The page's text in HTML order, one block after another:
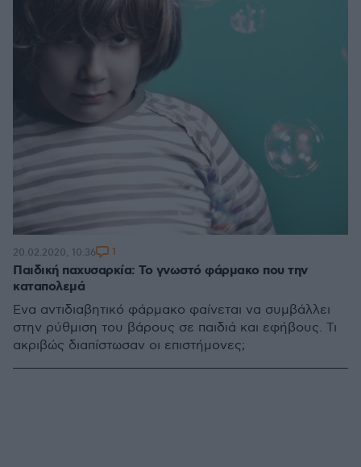
Παιδική παχυσαρκία: Το γνωστό φάρμακο που την
καταπολεμά
Ένα αντιδιαβητικό φάρμακο φαίνεται να συμβάλλει
στην ρύθμιση του βάρους σε παιδιά και εφήβους. Τι
ακριβώς διαπίστωσαν οι επιστήμονες;
20.02.2020, 10:36 1